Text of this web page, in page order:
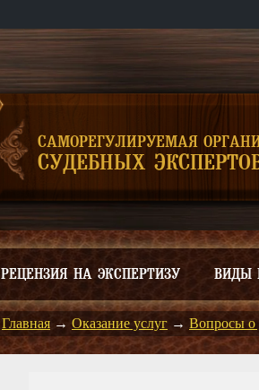
САМОРЕГУЛИРУЕМАЯ
СУДЕБНЫХ
РЕЦЕНЗИЯ НА ЭКСПЕРТИЗУ ВИДЫ
Главная → Оказание услуг → Вопросы о